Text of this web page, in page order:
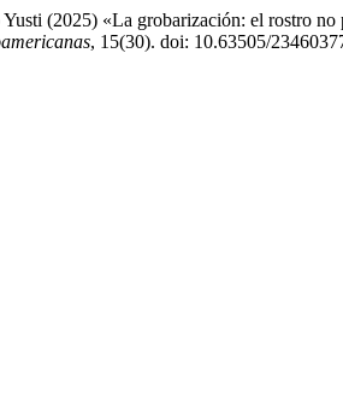
(2025) «La grobarización: el rostro
, 15(30). doi: 10.63505/